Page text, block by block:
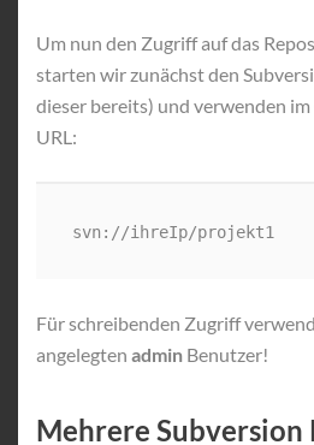
Um nun den Zugriff auf das
starten wir zunächst den
dieser bereits) und verwenden
URL:
Für schreibenden Zugriff
angelegten admin Benutzer!
Mehrere Subversion